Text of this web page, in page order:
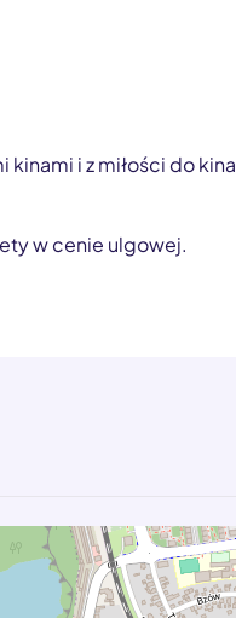
kinami i z miłości do kina
w cenie ulgowej.